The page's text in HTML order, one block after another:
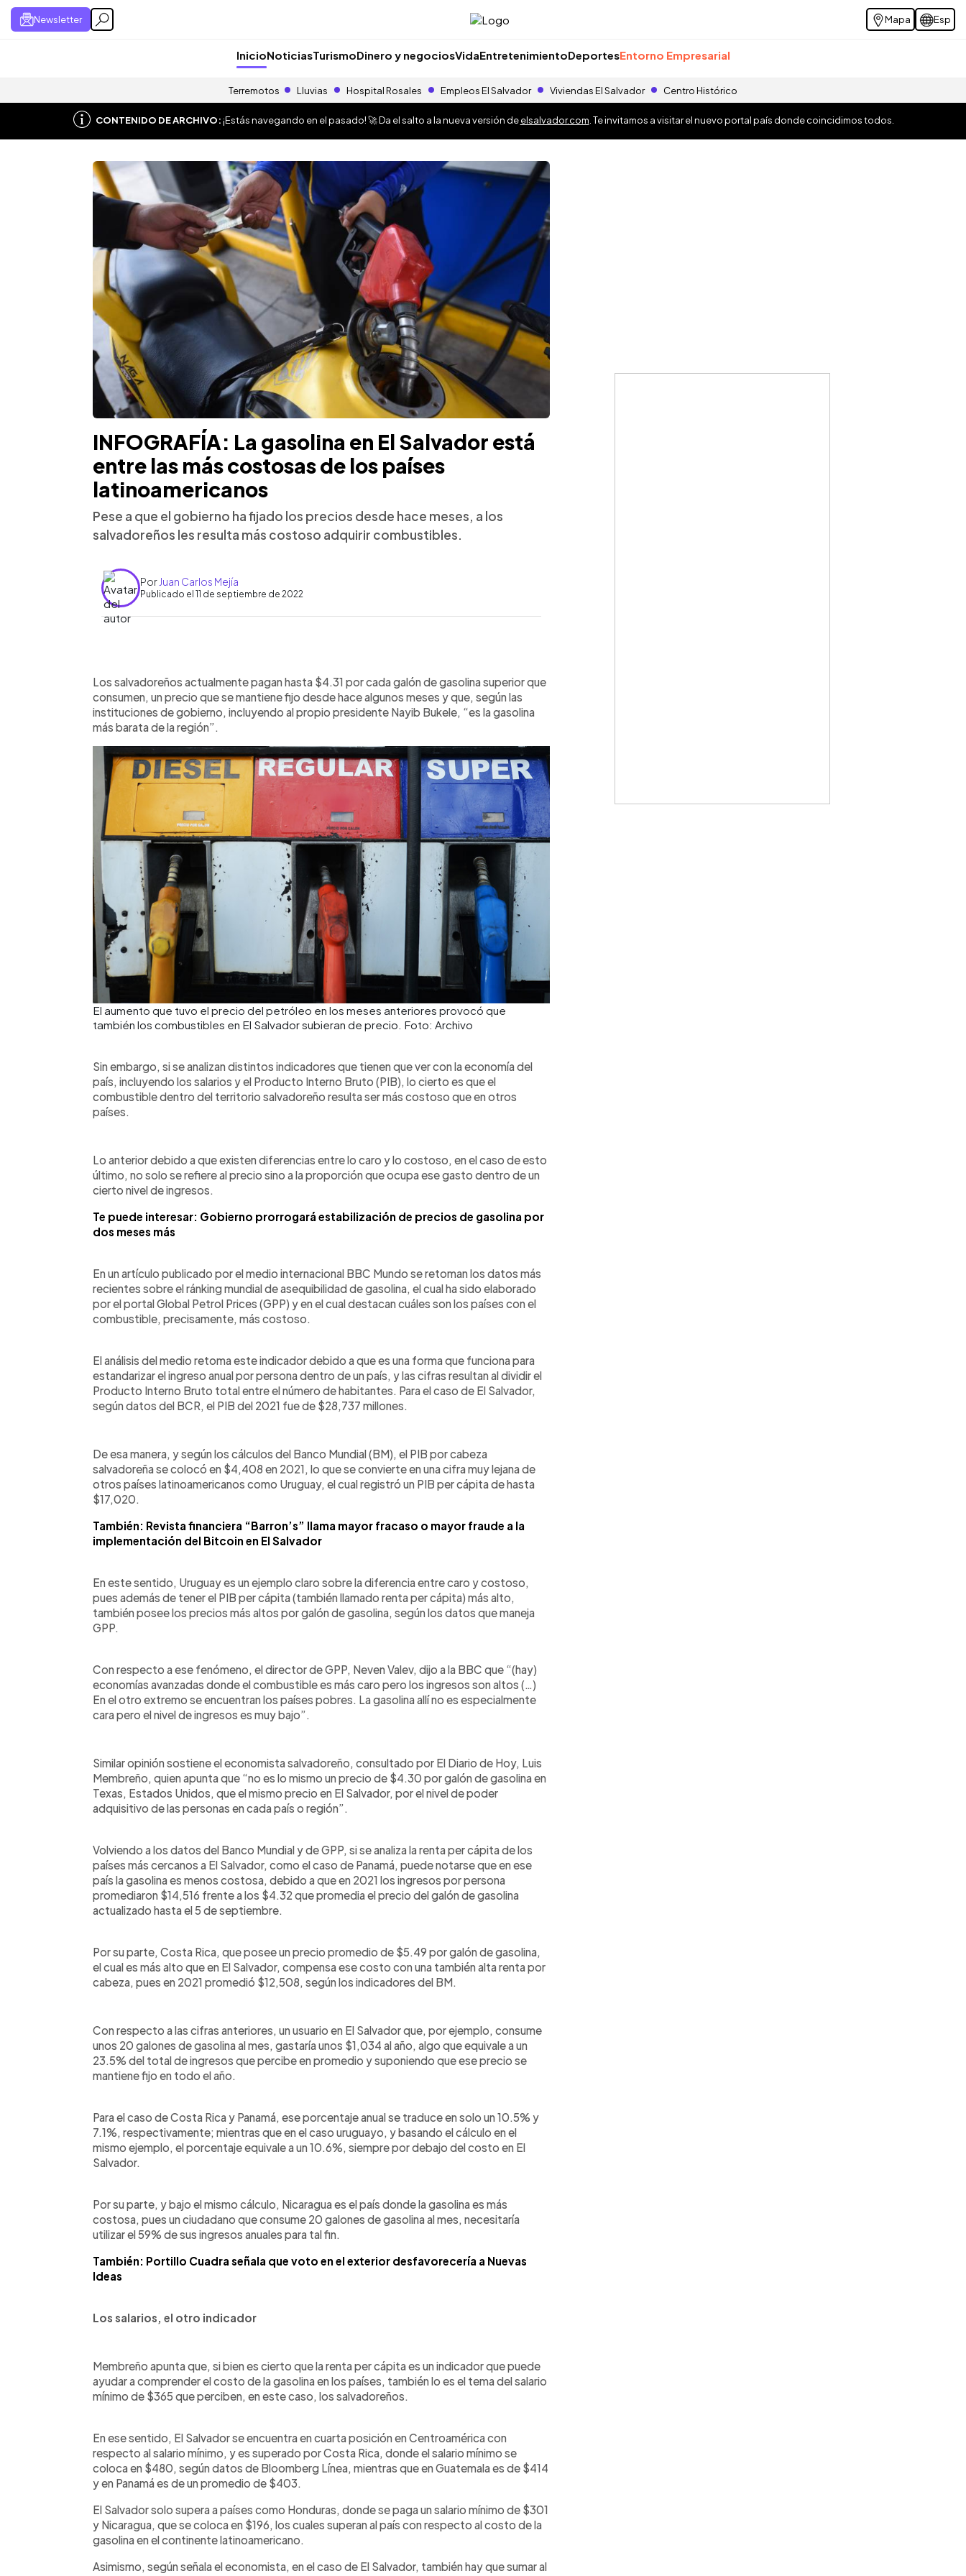
Newsletter Mapa Esp
InicioNoticiasTurismoDinero y negociosVidaEntretenimientoDeportesEntorno Empresarial
Terremotos Lluvias Hospital Rosales Empleos El Salvador Viviendas El Salvador Centro Histórico
CONTENIDO DE ARCHIVO:¡Estás navegando en el pasado! 🚀 Da el salto a la nueva versión deelsalvador.com . Te invitamos a visitar el nuevo portal país donde coincidimos todos.
INFOGRAFÍA: La gasolina en El Salvador está
entre las más costosas de los países
latinoamericanos
Pese a que el gobierno ha fijado los precios desde hace meses, a los
salvadoreños les resulta más costoso adquirir combustibles.
Por Juan Carlos Mejía
Publicado el 11 de septiembre de 2022
► Escuchar artículo
Los salvadoreños actualmente pagan hasta $4.31 por cada galón de gasolina superior que
consumen, un precio que se mantiene fijo desde hace algunos meses y que, según las
instituciones de gobierno, incluyendo al propio presidente Nayib Bukele, “es la gasolina
más barata de la región”.
El aumento que tuvo el precio del petróleo en los meses anteriores provocó que
también los combustibles en El Salvador subieran de precio. Foto: Archivo
Sin embargo, si se analizan distintos indicadores que tienen que ver con la economía del
país, incluyendo los salarios y el Producto Interno Bruto (PIB), lo cierto es que el
combustible dentro del territorio salvadoreño resulta ser más costoso que en otros
países.
Lo anterior debido a que existen diferencias entre lo caro y lo costoso, en el caso de esto
último, no solo se refiere al precio sino a la proporción que ocupa ese gasto dentro de un
cierto nivel de ingresos.
Te puede interesar: Gobierno prorrogará estabilización de precios de gasolina por
dos meses más
En un artículo publicado por el medio internacional BBC Mundo se retoman los datos más
recientes sobre el ránking mundial de asequibilidad de gasolina, el cual ha sido elaborado
por el portal Global Petrol Prices (GPP) y en el cual destacan cuáles son los países con el
combustible, precisamente, más costoso.
El análisis del medio retoma este indicador debido a que es una forma que funciona para
estandarizar el ingreso anual por persona dentro de un país, y las cifras resultan al dividir el
Producto Interno Bruto total entre el número de habitantes. Para el caso de El Salvador,
según datos del BCR, el PIB del 2021 fue de $28,737 millones.
De esa manera, y según los cálculos del Banco Mundial (BM), el PIB por cabeza
salvadoreña se colocó en $4,408 en 2021, lo que se convierte en una cifra muy lejana de
otros países latinoamericanos como Uruguay, el cual registró un PIB per cápita de hasta
$17,020.
También: Revista financiera “Barron’s” llama mayor fracaso o mayor fraude a la
implementación del Bitcoin en El Salvador
En este sentido, Uruguay es un ejemplo claro sobre la diferencia entre caro y costoso,
pues además de tener el PIB per cápita (también llamado renta per cápita) más alto,
también posee los precios más altos por galón de gasolina, según los datos que maneja
GPP.
Con respecto a ese fenómeno, el director de GPP, Neven Valev, dijo a la BBC que “(hay)
economías avanzadas donde el combustible es más caro pero los ingresos son altos (…)
En el otro extremo se encuentran los países pobres. La gasolina allí no es especialmente
cara pero el nivel de ingresos es muy bajo”.
Similar opinión sostiene el economista salvadoreño, consultado por El Diario de Hoy, Luis
Membreño, quien apunta que “no es lo mismo un precio de $4.30 por galón de gasolina en
Texas, Estados Unidos, que el mismo precio en El Salvador, por el nivel de poder
adquisitivo de las personas en cada país o región”.
Volviendo a los datos del Banco Mundial y de GPP, si se analiza la renta per cápita de los
países más cercanos a El Salvador, como el caso de Panamá, puede notarse que en ese
país la gasolina es menos costosa, debido a que en 2021 los ingresos por persona
promediaron $14,516 frente a los $4.32 que promedia el precio del galón de gasolina
actualizado hasta el 5 de septiembre.
Por su parte, Costa Rica, que posee un precio promedio de $5.49 por galón de gasolina,
el cual es más alto que en El Salvador, compensa ese costo con una también alta renta por
cabeza, pues en 2021 promedió $12,508, según los indicadores del BM.
Con respecto a las cifras anteriores, un usuario en El Salvador que, por ejemplo, consume
unos 20 galones de gasolina al mes, gastaría unos $1,034 al año, algo que equivale a un
23.5% del total de ingresos que percibe en promedio y suponiendo que ese precio se
mantiene fijo en todo el año.
Para el caso de Costa Rica y Panamá, ese porcentaje anual se traduce en solo un 10.5% y
7.1%, respectivamente; mientras que en el caso uruguayo, y basando el cálculo en el
mismo ejemplo, el porcentaje equivale a un 10.6%, siempre por debajo del costo en El
Salvador.
Por su parte, y bajo el mismo cálculo, Nicaragua es el país donde la gasolina es más
costosa, pues un ciudadano que consume 20 galones de gasolina al mes, necesitaría
utilizar el 59% de sus ingresos anuales para tal fin.
También: Portillo Cuadra señala que voto en el exterior desfavorecería a Nuevas
Ideas
Los salarios, el otro indicador
Membreño apunta que, si bien es cierto que la renta per cápita es un indicador que puede
ayudar a comprender el costo de la gasolina en los países, también lo es el tema del salario
mínimo de $365 que perciben, en este caso, los salvadoreños.
En ese sentido, El Salvador se encuentra en cuarta posición en Centroamérica con
respecto al salario mínimo, y es superado por Costa Rica, donde el salario mínimo se
coloca en $480, según datos de Bloomberg Línea, mientras que en Guatemala es de $414
y en Panamá es de un promedio de $403.
El Salvador solo supera a países como Honduras, donde se paga un salario mínimo de $301
y Nicaragua, que se coloca en $196, los cuales superan al país con respecto al costo de la
gasolina en el continente latinoamericano.
Asimismo, según señala el economista, en el caso de El Salvador, también hay que sumar al